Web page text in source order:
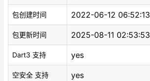
包创建时间 2022-06-12 06:52:13
包更新时间 2025-08-11 02:53:53
Dart3 支持 yes
空安全 支持 yes